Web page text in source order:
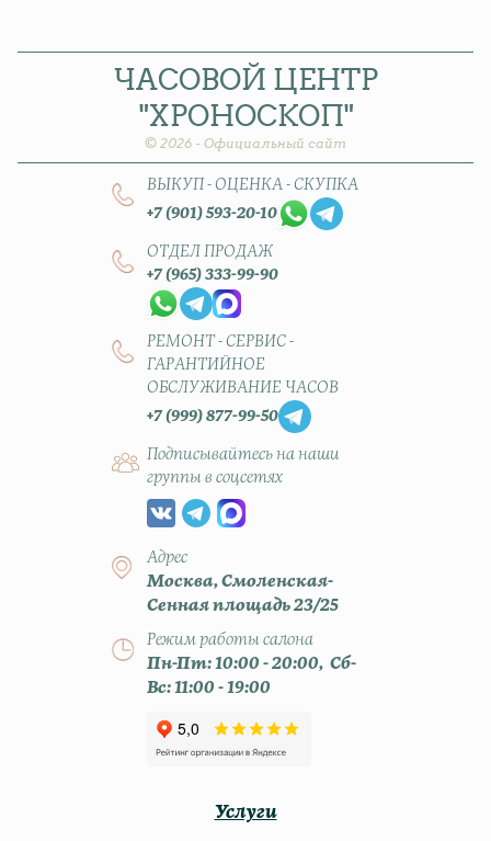
ЧАСОВОЙ ЦЕНТР
"ХРОНОСКОП"
© 2026 - Официальный сайт
ВЫКУП - ОЦЕНКА - СКУПКА
+7 (901) 593-20-10
ОТДЕЛ ПРОДАЖ
+7 (965) 333-99-90
РЕМОНТ - СЕРВИС -
ГАРАНТИЙНОЕ
ОБСЛУЖИВАНИЕ ЧАСОВ
+7 (999) 877-99-50
Подписывайтесь на наши
группы в соцсетях
Адрес
Москва, Смоленская-
Сенная площадь 23/25
Режим работы салона
Пн-Пт: 10:00 - 20:00, Сб-
Вс: 11:00 - 19:00
Услуги